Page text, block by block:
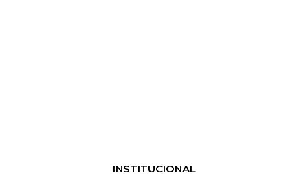
INSTITUCIONAL